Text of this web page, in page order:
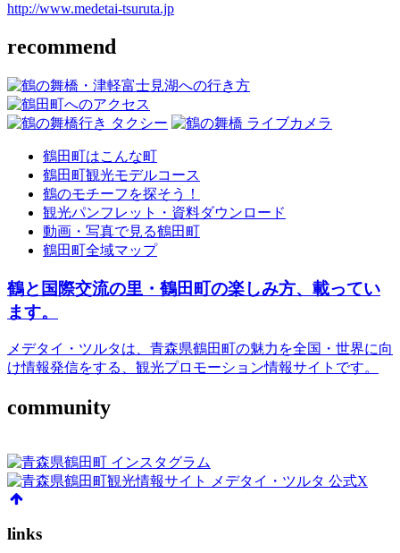
http://www.medetai-tsuruta.jp
recommend
鶴田町はこんな町
鶴田町観光モデルコース
鶴のモチーフを探そう！
観光パンフレット・資料ダウンロード
動画・写真で見る鶴田町
鶴田町全域マップ
鶴と国際交流の里・鶴田町の楽しみ方、載ってい
ます。
メデタイ・ツルタは、青森県鶴田町の魅力を全国・世界に向
け情報発信をする、観光プロモーション情報サイトです。
community
links